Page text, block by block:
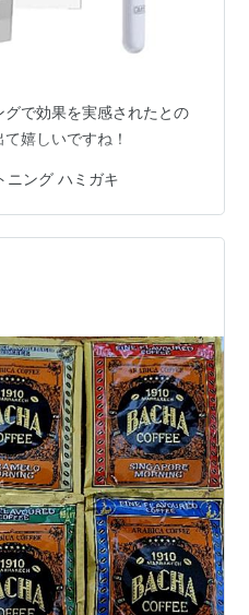
で効果を実感されたとの
嬉しいですね！
ニング ハミガキ